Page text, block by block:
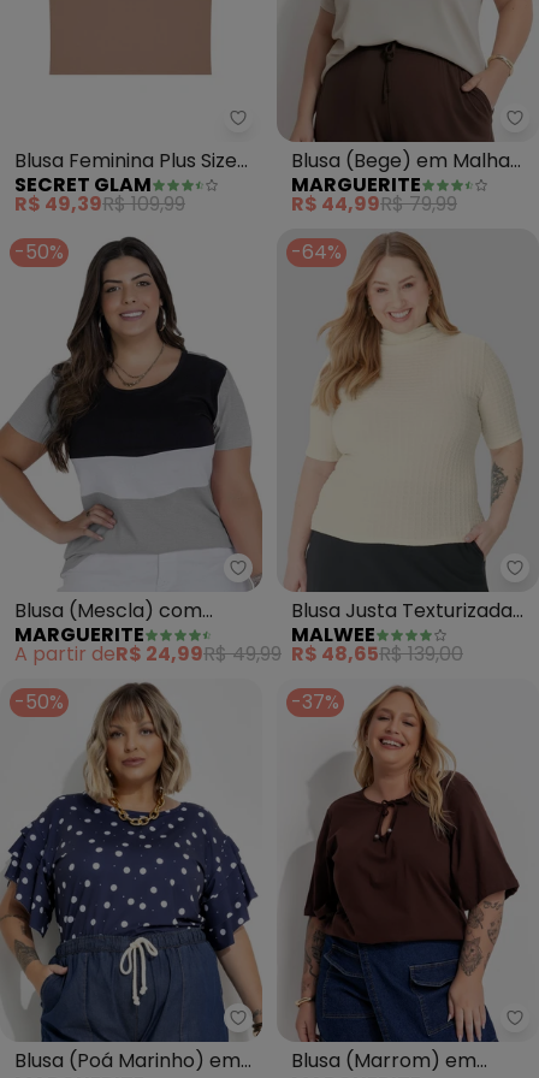
Secret Glam - Blusa Feminina
Blusa Feminina Plus Size
(Marrom)
SECRET GLAM
R$ 49,39R$ 109,99
Blusa (Bege) em Malha
Lurex com Brilho
MARGUERITE
R$ 44,99R$ 79,99
-50%
Marguerite - Blusa (Mescla)
Blusa (Mescla) com
Contrastes Plus Size
MARGUERITE
A partir deR$ 24,99R$ 49,99
-64%
Blusa Justa Texturizada
Plus (Bege)
MALWEE
R$ 48,65R$ 139,00
-50%
Marguerite - Blusa (Poá
Blusa (Poá Marinho) em
-37%
Blusa (Marrom) em